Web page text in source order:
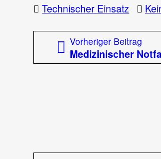
Technischer Einsatz
Beitragsnavigation
Vorheriger Beitrag
Medizinischer